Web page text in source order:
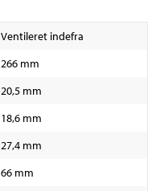
Ventileret indefra
266 mm
20,5 mm
18,6 mm
27,4 mm
66 mm